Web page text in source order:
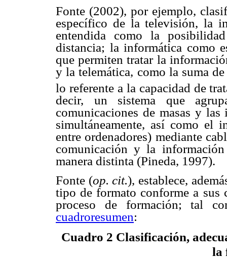
Fonte (2002), por ejemplo,
específico de la televisión, la
entendida como la
distancia; la informática como
que permiten tratar la
y la telemática, como la suma
lo referente a la capacidad de
decir, un sistema que
comunicaciones de masas y
simultáneamente, así como el
entre ordenadores) mediante
comunicación y la
manera distinta (Pineda, 1997).
Fonte (op. cit.), establece,
tipo de formato conforme a sus
proceso de formación; tal
cuadroresumen:
Cuadro 2 Clasificación,
la